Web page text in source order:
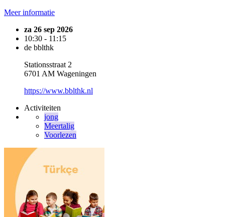
Meer informatie
za 26 sep 2026
10:30 - 11:15
de bblthk
Stationsstraat 2
6701 AM Wageningen
https://www.bblthk.nl
Activiteiten
jong
Meertalig
Voorlezen